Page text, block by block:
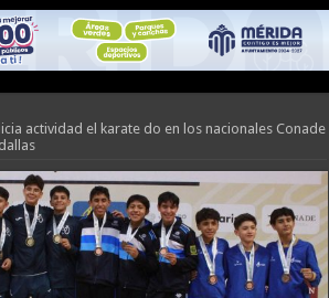
actividad el karate do en los nacionales Conade